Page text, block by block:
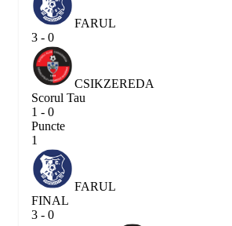
FARUL
3 - 0
CSIKZEREDA
Scorul Tau
1 - 0
Puncte
1
FARUL
FINAL
3 - 0